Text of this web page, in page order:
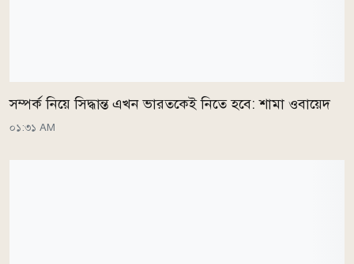
সম্পর্ক নিয়ে সিদ্ধান্ত এখন ভারতকেই নিতে হবে: শামা ওবায়েদ
০১:৩১ AM